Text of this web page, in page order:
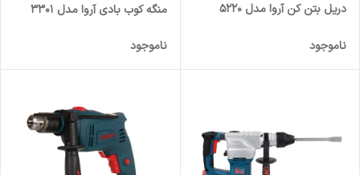
دریل بتن کن آروا مدل 5220
ناموجود
منگه کوب بادی آروا مدل 3301
ناموجود